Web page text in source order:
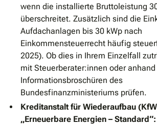
wenn die installierte Bruttoleistung
überschreitet. Zusätzlich sind die
Aufdachanlagen bis 30 kWp nach
Einkommensteuerrecht häufig
2025). Ob dies in Ihrem Einzelfall
mit Steuerberater:innen oder
Informationsbroschüren des
Bundesfinanzministeriums prüfen.
Kreditanstalt für Wiederaufbau
„Erneuerbare Energien – Standard“: